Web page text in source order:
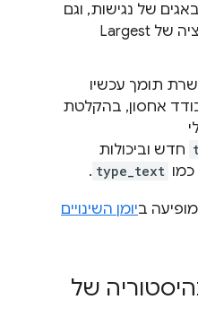
באגים של נגישות, וגם
לניפוי באגים ולאופטימיזציה של Largest
תומך עכשיו
אחסון, בהקלטת
חדש וביכולות
type_text
.
ביומן השינויים
של